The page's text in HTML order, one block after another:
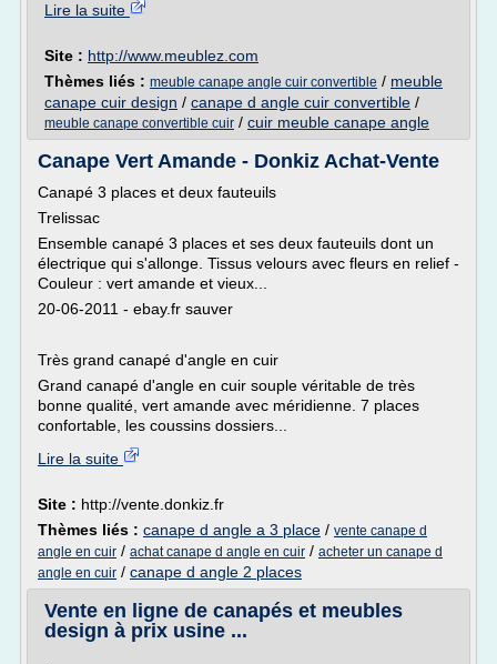
Lire la suite
Site : http://www.meublez.com
Thèmes liés : meuble canape angle cuir convertible / meuble
canape cuir design / canape d angle cuir convertible /
meuble canape convertible cuir / cuir meuble canape angle
Canape Vert Amande - Donkiz Achat-Vente
Canapé 3 places et deux fauteuils
Trelissac
Ensemble canapé 3 places et ses deux fauteuils dont un
électrique qui s'allonge. Tissus velours avec fleurs en relief -
Couleur : vert amande et vieux...
20-06-2011 - ebay.fr sauver
Très grand canapé d'angle en cuir
Grand canapé d'angle en cuir souple véritable de très
bonne qualité, vert amande avec méridienne. 7 places
confortable, les coussins dossiers...
Lire la suite
Site : http://vente.donkiz.fr
Thèmes liés : canape d angle a 3 place / vente canape d
angle en cuir / achat canape d angle en cuir / acheter un canape d
angle en cuir / canape d angle 2 places
Vente en ligne de canapés et meubles
design à prix usine ...